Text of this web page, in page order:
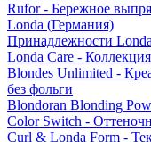
Rufor - Бережное
Londa (Германия)
Принадлежности Londa
Londa Care -
Blondes Unlimited -
без фольги
Blondoran Blonding
Color Switch -
Curl & Londa Form -